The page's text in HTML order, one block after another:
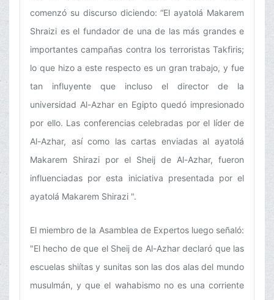
comenzó su discurso diciendo: “El ayatolá Makarem
Shraizi es el fundador de una de las más grandes e
importantes campañas contra los terroristas Takfiris;
lo que hizo a este respecto es un gran trabajo, y fue
tan influyente que incluso el director de la
universidad Al-Azhar en Egipto quedó impresionado
por ello. Las conferencias celebradas por el líder de
Al-Azhar, así como las cartas enviadas al ayatolá
Makarem Shirazi por el Sheij de Al-Azhar, fueron
influenciadas por esta iniciativa presentada por el
ayatolá Makarem Shirazi ".
El miembro de la Asamblea de Expertos luego señaló:
"El hecho de que el Sheij de Al-Azhar declaró que las
escuelas shiítas y sunitas son las dos alas del mundo
musulmán, y que el wahabismo no es una corriente